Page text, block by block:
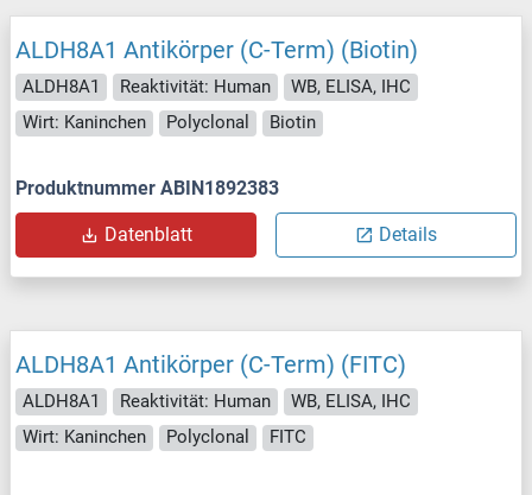
ALDH8A1 Antikörper (C-Term) (Biotin)
ALDH8A1 Reaktivität: Human
WB, ELISA, IHC
Wirt: Kaninchen
Polyclonal Biotin
Produktnummer ABIN1892383
Datenblatt Details
ALDH8A1 Antikörper (C-Term) (FITC)
ALDH8A1 Reaktivität: Human
WB, ELISA, IHC
Wirt: Kaninchen
Polyclonal FITC